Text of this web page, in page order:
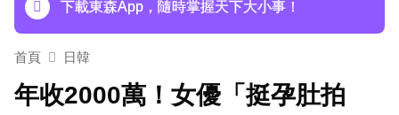
下載東森App，隨時掌握天下大小事！
首頁 日韓
年收2000萬！女優「挺孕肚拍